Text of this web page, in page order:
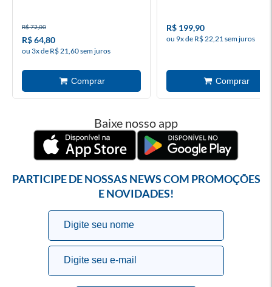
R$ 72,00
R$ 64,80
ou 3x de R$ 21,60 sem juros
R$ 199,90
ou 9x de R$ 22,21 sem juros
Baixe nosso app
PARTICIPE DE NOSSAS NEWS COM PROMOÇÕES
E NOVIDADES!